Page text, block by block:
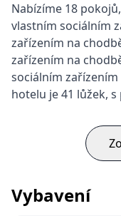
Nabízíme 18
vlastním sociálním
zařízením na
zařízením na
sociálním
hotelu je 41 lůžek,
Vybavení